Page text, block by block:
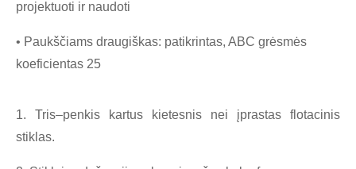
projektuoti ir naudoti
• Paukščiams draugiškas: patikrintas, ABC grėsmės
koeficientas 25
1. Tris–penkis kartus kietesnis nei įprastas flotacinis
stiklas.